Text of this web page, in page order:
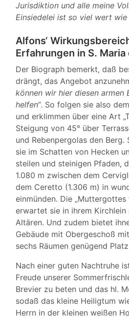
Jurisdiktion und alle meine
Einsiedelei ist so viel wert wie
Alfons‘
Erfahrungen in S.
Der Biograph bemerkt, daß
drängt, das Angebot
können wir hier diesen armen
helfen“. So folgen sie also
und erklimmen über eine Art
Steigung von 45° über
und Rebenpergolas den Berg.
sie im Schatten von Hecken
steilen und steinigen Pfaden,
1.080 m zwischen dem
dem Ceretto (1.306 m) in
einmünden. Die „Muttergottes
erwartet sie in ihrem Kirchlein
Altären. Und zudem bietet
Gebäude mit Obergeschoß
sechs Räumen genügend
Nach einer guten Nachtruhe
Freude unserer
Brevier zu beten und das hl.
sodaß das kleine Heiligtum
Herrn in der kleinen weißen